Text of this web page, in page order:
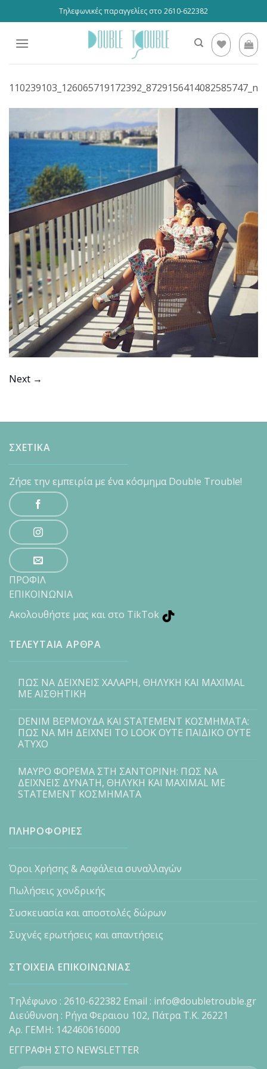
to
Τηλεφωνικές παραγγελίες στο 2610-622382
110239103_126065719172392_8729156414082585747_n
Next →
ΣΧΕΤΙΚΑ
Ζήσε την εμπειρία με ένα κόσμημα Double Trouble!
ΠΡΟΦΙΛ
ΕΠΙΚΟΙΝΩΝΙΑ
Ακολουθήστε μας και στο TikTok
ΤΕΛΕΥΤΑΙΑ ΑΡΘΡΑ
ΠΩΣ ΝΑ ΔΕΙΧΝΕΙΣ ΧΑΛΑΡΗ, ΘΗΛΥΚΗ ΚΑΙ MAXIMAL
ΜΕ ΑΙΣΘΗΤΙΚΗ
DENIM ΒΕΡΜΟΥΔΑ ΚΑΙ STATEMENT ΚΟΣΜΗΜΑΤΑ:
ΠΩΣ ΝΑ ΜΗ ΔΕΙΧΝΕΙ ΤΟ LOOK ΟΥΤΕ ΠΑΙΔΙΚΟ ΟΥΤΕ
ΑΤΥΧΟ
ΜΑΥΡΟ ΦΟΡΕΜΑ ΣΤΗ ΣΑΝΤΟΡΙΝΗ: ΠΩΣ ΝΑ
ΔΕΙΧΝΕΙΣ ΔΥΝΑΤΗ, ΘΗΛΥΚΗ ΚΑΙ MAXIMAL ΜΕ
STATEMENT ΚΟΣΜΗΜΑΤΑ
ΠΛΗΡΟΦΟΡΙΕΣ
Όροι Χρήσης & Ασφάλεια συναλλαγών
Πωλήσεις χονδρικής
Συσκευασία και αποστολές δώρων
Συχνές ερωτήσεις και απαντήσεις
ΣΤΟΙΧΕΙΑ ΕΠΙΚΟΙΝΩΝΙΑΣ
Τηλέφωνο : 2610-622382 Email : info@doubletrouble.gr
Διεύθυνση : Ρήγα Φεραιου 102, Πάτρα Τ.Κ. 26221
Αρ. ΓΕΜΗ: 142460616000
ΕΓΓΡΑΦΗ ΣΤΟ NEWSLETTER